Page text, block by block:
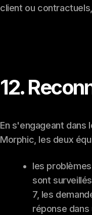
client ou
12.
En s'engageant dans
Morphic, les deux
les
sont
7, les
réponse dans